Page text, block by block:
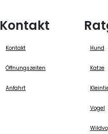
Kontakt
Kontakt
Öffnungszeiten
Anfahrt
Hund
Katze
Vogel